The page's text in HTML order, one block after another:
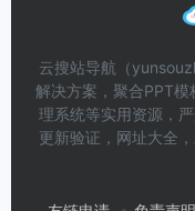
云搜站导航（
解决方案，聚合PPT
理系统等实用资源，
更新验证，网址大全